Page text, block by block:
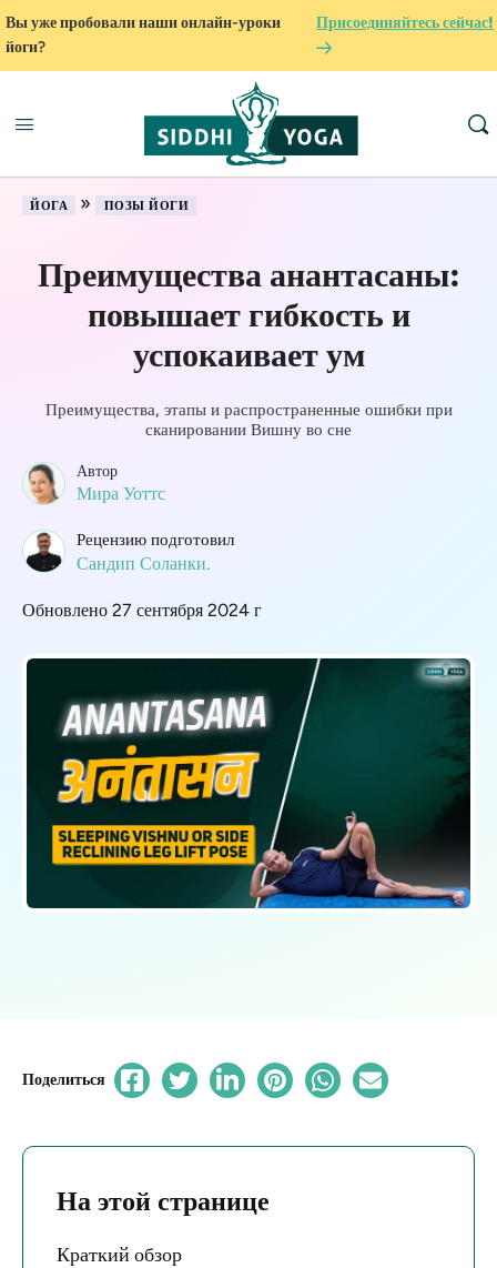
Вы уже пробовали наши онлайн-уроки
йоги?
Присоединяйтесь сейчас!
ЙОГА » ПОЗЫ ЙОГИ
Преимущества анантасаны:
повышает гибкость и
успокаивает ум
Преимущества, этапы и распространенные ошибки при
сканировании Вишну во сне
Автор
Мира Уоттс
Рецензию подготовил
Сандип Соланки.
Обновлено 27 сентября 2024 г
Поделиться
На этой странице
Краткий обзор